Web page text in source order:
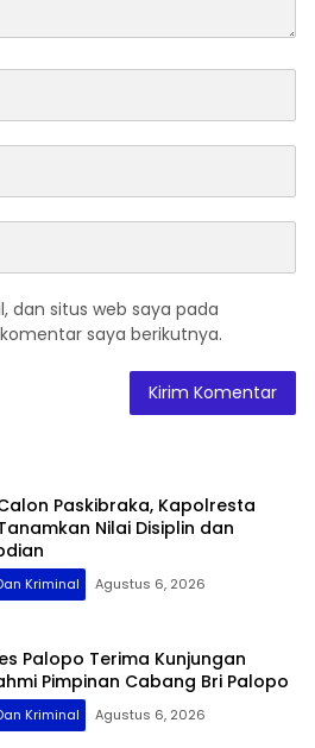
dan situs web saya pada
saya berikutnya.
Paskibraka, Kapolresta
Nilai Disiplin dan
Kriminal Agustus 6, 2026
Palopo Terima Kunjungan
Pimpinan Cabang Bri Palopo
Kriminal Agustus 6, 2026